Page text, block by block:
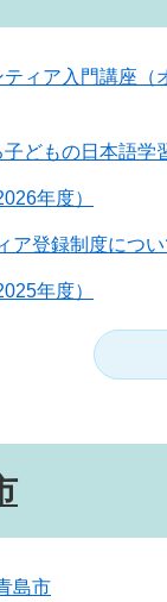
ィア入門講座（
どもの日本語
年度）
ア登録制度につい
年度）
島市